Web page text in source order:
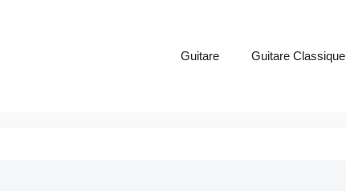
Guitare Guitare Classique